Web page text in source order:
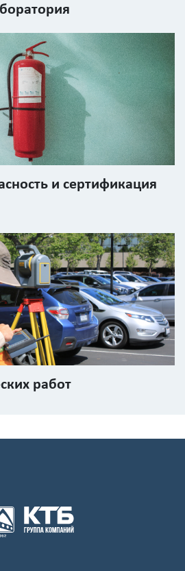
и сертификация
работ
картинки
Я согласен на
обработку
персональных
данных